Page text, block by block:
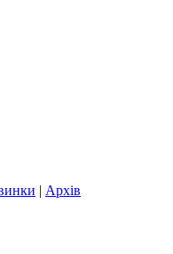
| Архів